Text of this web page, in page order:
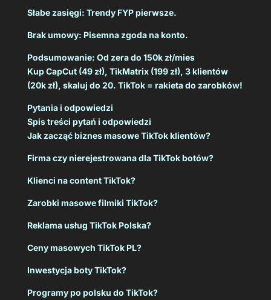
Słabe zasięgi: Trendy FYP pierwsze.
Brak umowy: Pisemna zgoda na konto.
Podsumowanie: Od zera do 150k zł/mies
Kup CapCut (49 zł), TikMatrix (199 zł), 3 klientów
(20k zł), skaluj do 20. TikTok = rakieta do zarobków!
Pytania i odpowiedzi
Spis treści pytań i odpowiedzi
Jak zacząć biznes masowe TikTok klientów?
Firma czy nierejestrowana dla TikTok botów?
Klienci na content TikTok?
Zarobki masowe filmiki TikTok?
Reklama usług TikTok Polska?
Ceny masowych TikTok PL?
Inwestycja boty TikTok?
Programy po polsku do TikTok?